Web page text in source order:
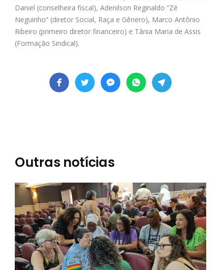
Daniel (conselheira fiscal), Adenilson Reginaldo “Zé
Neguinho” (diretor Social, Raça e Gênero), Marco Antônio
Ribeiro (primeiro diretor financeiro) e Tânia Maria de Assis
(Formação Sindical).
Outras notícias